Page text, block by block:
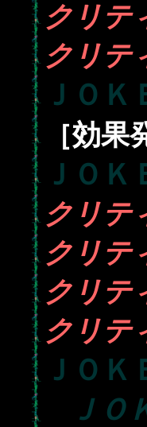
クリテ
クリテ
ＪＯＫ
［効果
ＪＯＫ
クリテ
クリテ
クリテ
クリテ
ＪＯＫ
ＪＯ